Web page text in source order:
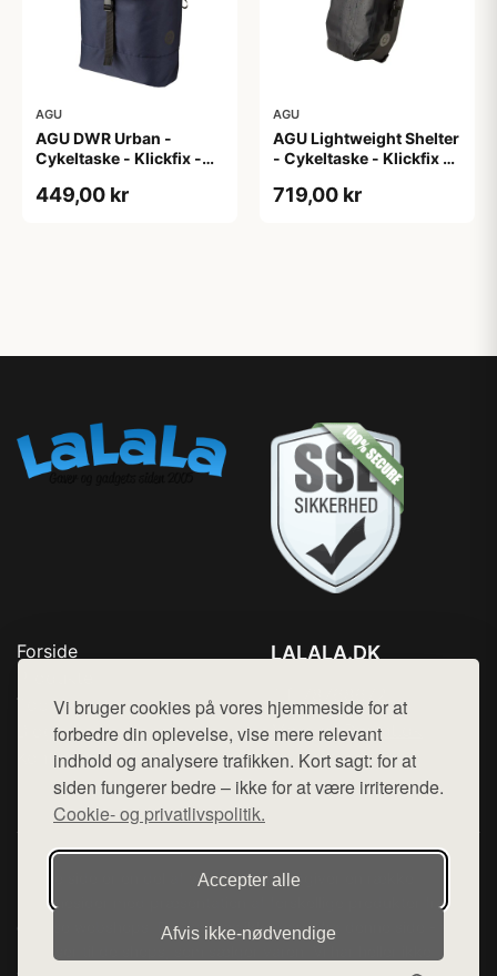
Vi bruger cookies på vores hjemmeside for at
forbedre din oplevelse, vise mere relevant
indhold og analysere trafikken. Kort sagt: for at
siden fungerer bedre – ikke for at være irriterende.
Cookie- og privatlivspolitik.
Accepter alle
Afvis ikke‑nødvendige
AGU
AGU DWR Urban -
Cykeltaske - Klickfix -
449,00 kr
AGU
AGU Lightweight Shelter
- Cykeltaske - Klickfix -
719,00 kr
Forside
Top Rabatter
Blog
Kontakt
LALALA.DK
Mail: hej@want.dk
Cookie- og privatlivspolitik
Denne side er en del af want.dk, der udgiver en række
hjemmesider med præsentation af forskellige produkter fra
diverse webshops. Der sælges ikke varer fra denne side - vi